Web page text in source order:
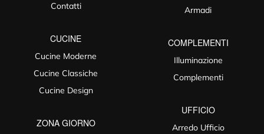
Contatti
CUCINE
Cucine Moderne
Cucine Classiche
Cucine Design
ZONA GIORNO
Armadi
COMPLEMENTI
Illuminazione
Complementi
UFFICIO
Arredo Ufficio